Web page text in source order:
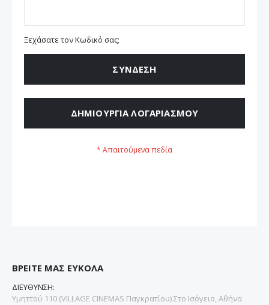
Ξεχάσατε τον Κωδικό σας;
ΣΎΝΔΕΣΗ
ΔΗΜΙΟΥΡΓΊΑ ΛΟΓΑΡΙΑΣΜΟΎ
ΒΡΕΙΤΕ ΜΑΣ ΕΥΚΟΛΑ
ΔΙΕΥΘΥΝΣΗ:
Υμηττού 110 (VILLAGE CINEMAS Παγκρατίου) Στο Ισόγειο, Αθήνα